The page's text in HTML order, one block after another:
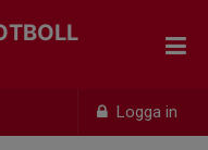
Logga in